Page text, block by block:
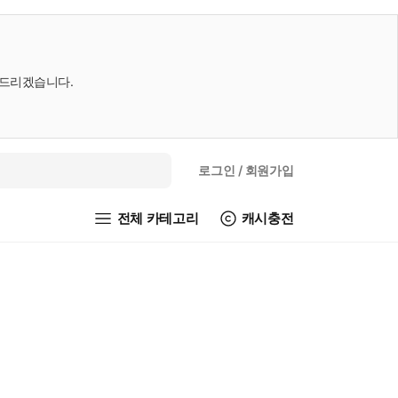
리겠습니다.
로그인 / 회원가입
전체 카테고리 캐시충전